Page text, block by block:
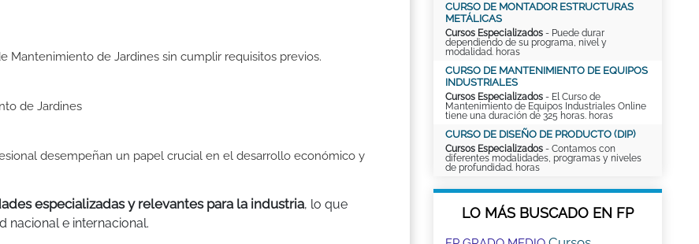
Mantenimiento de Jardines sin cumplir requisitos previos.
de Jardines
desempeñan un papel crucial en el desarrollo económico y
especializadas y relevantes para la industria, lo que
nacional e internacional.
CURSO DE MONTADOR ESTRUCTURAS
METÁLICAS
Cursos Especializados - Puede durar
dependiendo de su programa, nivel y
modalidad. horas
CURSO DE MANTENIMIENTO DE EQUIPOS
INDUSTRIALES
Cursos Especializados - El Curso de
Mantenimiento de Equipos Industriales Online
tiene una duración de 325 horas. horas
CURSO DE DISEÑO DE PRODUCTO (DIP)
Cursos Especializados - Contamos con
diferentes modalidades, programas y niveles
de profundidad. horas
LO MÁS BUSCADO EN FP